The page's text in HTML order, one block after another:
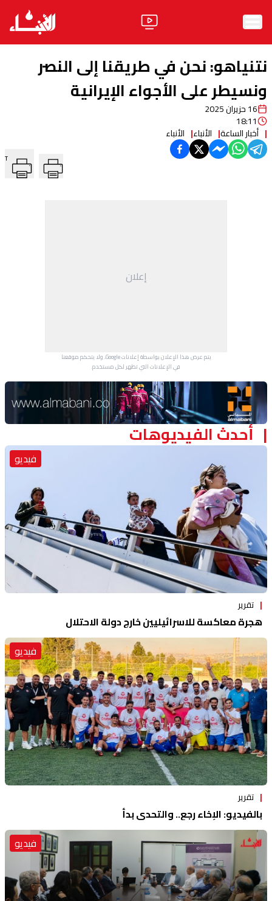
الأخبار
آراء
فيديو
مواقف
نتنياهو: نحن في طريقنا إلى النصر
ونسيطر على الأجواء الإيرانية
16 حزيران 2025
18:11
أخبار الساعة الأنباء الأنباء
T
إعلان
يتم عرض هذا الإعلان بواسطة إعلانات Google، ولا يتحكم موقعنا
في الإعلانات التي تظهر لكل مستخدم.
Advertisement Section
أحدث الفيديوهات
فيديو
تقرير
هجرة معاكسة للاسرائيليين خارج دولة الاحتلال
فيديو
تقرير
بالفيديو: الإخاء رجع.. والتحدي بدأ
فيديو